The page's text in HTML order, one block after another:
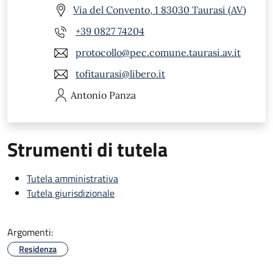
Via del Convento, 1 83030 Taurasi (AV)
+39 0827 74204
protocollo@pec.comune.taurasi.av.it
tofitaurasi@libero.it
Antonio Panza
Strumenti di tutela
Tutela amministrativa
Tutela giurisdizionale
Argomenti:
Residenza